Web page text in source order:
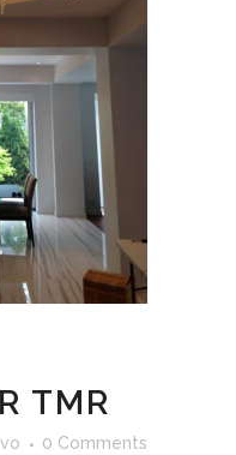
TMR
0 Comments